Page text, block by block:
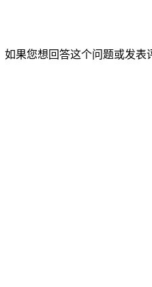
如果您想回答这个问题或发表